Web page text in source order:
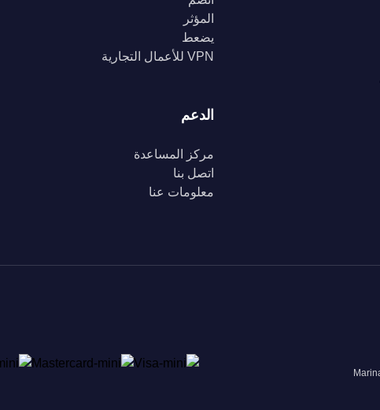
المؤثر
يضعط
VPN للأعمال التجارية
الدعم
مركز المساعدة
اتصل بنا
معلومات عنا